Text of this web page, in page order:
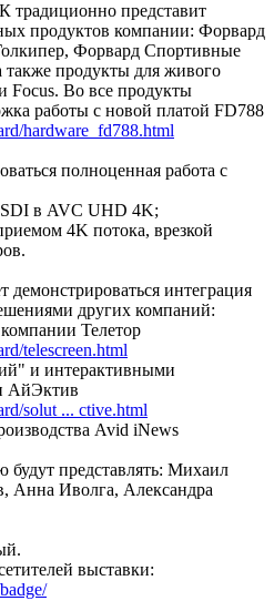
представит
продуктов компании: Форвард
Форвард Спортивные
продукты для живого
Focus. Во все продукты
работы с новой платой FD788
hardware_fd788.html
полноценная работа с
в AVC UHD 4K;
4K потока, врезкой
демонстрироваться интеграция
других компаний:
Телетор
telescreen.html
и интерактивными
АйЭктив
solut ... ctive.html
Avid iNews
представлять: Михаил
Анна Иволга, Александра
выставки: